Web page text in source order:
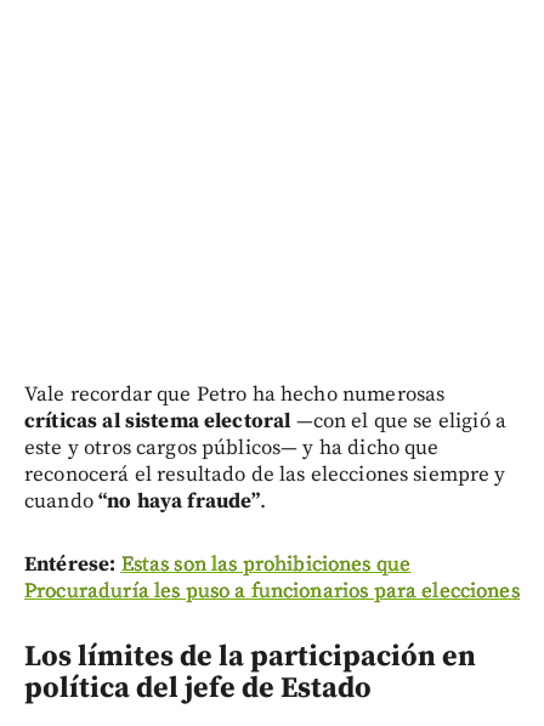
Vale recordar que Petro ha hecho numerosas
críticas al sistema electoral —con el que se eligió a
este y otros cargos públicos— y ha dicho que
reconocerá el resultado de las elecciones siempre y
cuando“no haya fraude”.
Entérese: Estas son las prohibiciones que
Procuraduría les puso a funcionarios para elecciones
Los límites de la participación en
política del jefe de Estado